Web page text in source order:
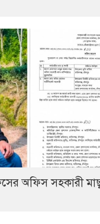
অফিস সহকারী